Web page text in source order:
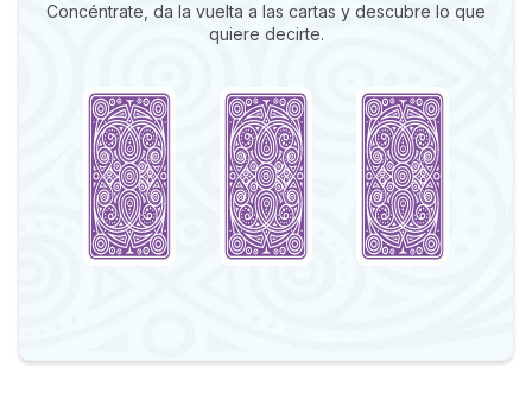
Concéntrate, da la vuelta a las cartas y descubre lo que
quiere decirte.